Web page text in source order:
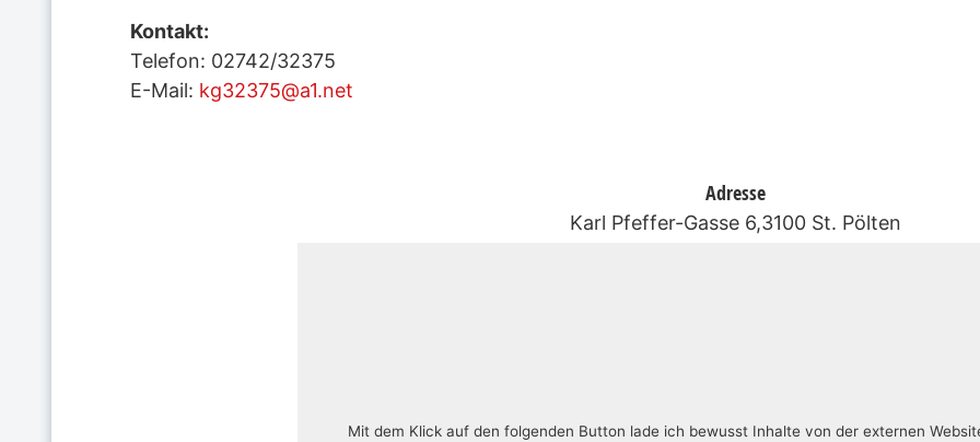
Kontakt:
Telefon: 02742/32375
E-Mail: kg32375@a1.net
Adresse
Karl Pfeffer-Gasse 6,3100 St. Pölten
Mit dem Klick auf den folgenden Button lade ich bewusst Inhalte von der externen